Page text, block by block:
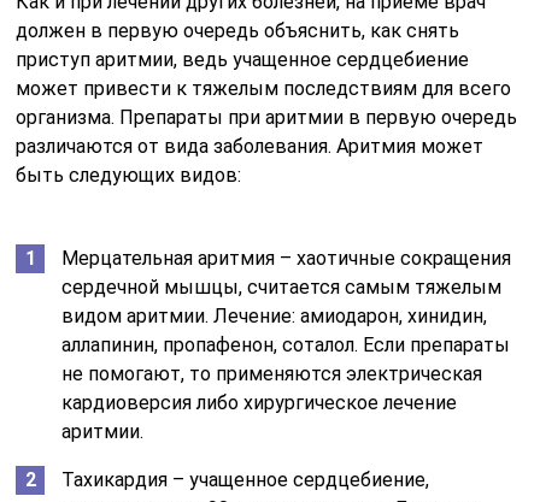
должен в первую очередь объяснить, как снять
приступ аритмии, ведь учащенное сердцебиение
может привести к тяжелым последствиям для всего
организма. Препараты при аритмии в первую очередь
различаются от вида заболевания. Аритмия может
быть следующих видов:
Мерцательная аритмия – хаотичные сокращения
сердечной мышцы, считается самым тяжелым
видом аритмии. Лечение: амиодарон, хинидин,
аллапинин, пропафенон, соталол. Если препараты
не помогают, то применяются электрическая
кардиоверсия либо хирургическое лечение
аритмии.
Тахикардия – учащенное сердцебиение,